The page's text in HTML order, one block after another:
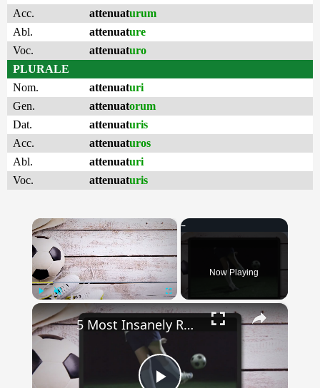
Acc.
attenuaturum
Abl.
attenuature
Voc.
attenuaturo
PLURALE
Nom.
attenuaturi
Gen.
attenuatorum
Dat.
attenuaturis
Acc.
attenuaturos
Abl.
attenuaturi
Voc.
attenuaturis
×
Now Playing
×
5 Most Insanely Run Football Clubs In The World